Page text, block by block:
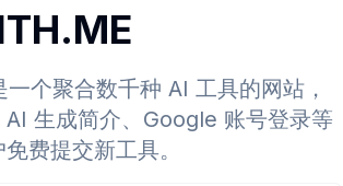
个聚合数千种 AI 工具的网站，
生成简介、Google 账号登录等
费提交新工具。